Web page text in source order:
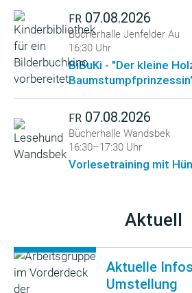
FR 07.08.2026
Bücherhalle Jenfelder Au
16:30 Uhr
BiBuKi - "Der kleine
FR 07.08.2026
Bücherhalle Wandsbek
16:30–17:30 Uhr
Vorlesetraining mit
Aktuell
Aktuelle
Umstellung